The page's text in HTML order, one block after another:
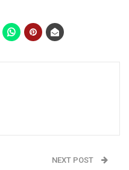
NEXT POST